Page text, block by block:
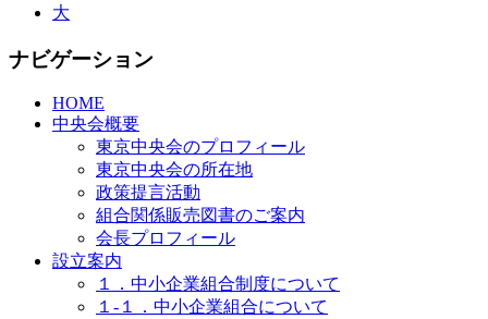
大
ナビゲーション
HOME
中央会概要
東京中央会のプロフィール
東京中央会の所在地
政策提言活動
組合関係販売図書のご案内
会長プロフィール
設立案内
１．中小企業組合制度について
１-１．中小企業組合について